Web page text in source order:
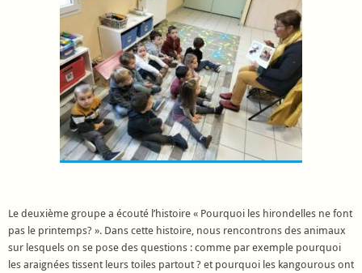
Le deuxième groupe a écouté l’histoire « Pourquoi les hirondelles ne font
pas le printemps? ». Dans cette histoire, nous rencontrons des animaux
sur lesquels on se pose des questions : comme par exemple pourquoi
les araignées tissent leurs toiles partout ? et pourquoi les kangourous ont